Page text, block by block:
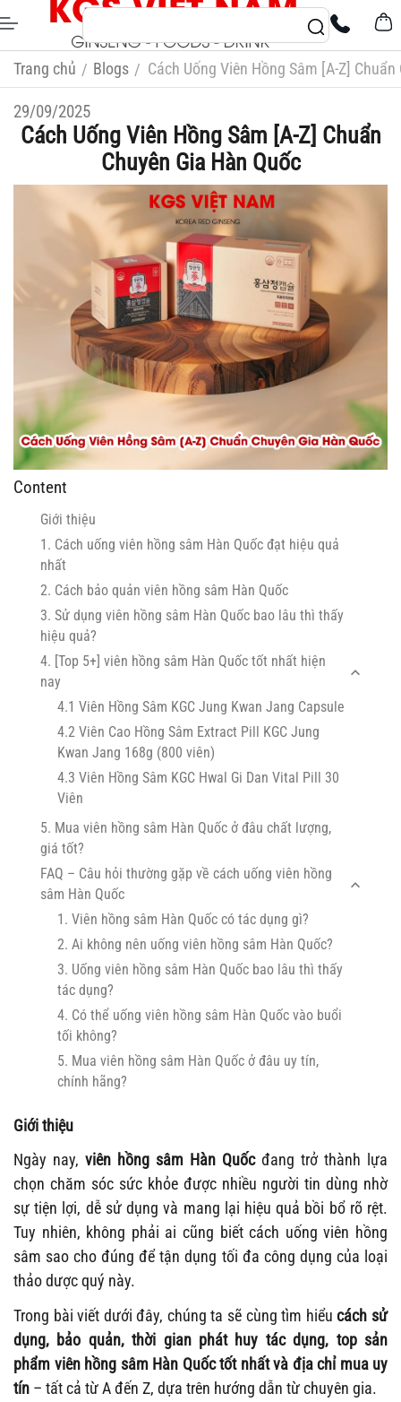
Trang chủ / Blogs / Cách Uống Viên Hồng Sâm [A-Z]
29/09/2025
Cách Uống Viên Hồng Sâm [A-Z] Chuẩn
Chuyên Gia Hàn Quốc
Content
Giới thiệu
1. Cách uống viên hồng sâm Hàn Quốc đạt hiệu quả
nhất
2. Cách bảo quản viên hồng sâm Hàn Quốc
3. Sử dụng viên hồng sâm Hàn Quốc bao lâu thì thấy
hiệu quả?
4. [Top 5+] viên hồng sâm Hàn Quốc tốt nhất hiện
nay
4.1 Viên Hồng Sâm KGC Jung Kwan Jang Capsule
4.2 Viên Cao Hồng Sâm Extract Pill KGC Jung
Kwan Jang 168g (800 viên)
4.3 Viên Hồng Sâm KGC Hwal Gi Dan Vital Pill 30
Viên
5. Mua viên hồng sâm Hàn Quốc ở đâu chất lượng,
giá tốt?
FAQ – Câu hỏi thường gặp về cách uống viên hồng
sâm Hàn Quốc
1. Viên hồng sâm Hàn Quốc có tác dụng gì?
2. Ai không nên uống viên hồng sâm Hàn Quốc?
3. Uống viên hồng sâm Hàn Quốc bao lâu thì thấy
tác dụng?
4. Có thể uống viên hồng sâm Hàn Quốc vào buổi
tối không?
5. Mua viên hồng sâm Hàn Quốc ở đâu uy tín,
chính hãng?
Giới thiệu
Ngày nay, viên hồng sâm Hàn Quốcđang trở thành lựa
chọn chăm sóc sức khỏe được nhiều người tin dùng nhờ
sự tiện lợi, dễ sử dụng và mang lại hiệu quả bồi bổ rõ rệt.
Tuy nhiên, không phải ai cũng biết cách uống viên hồng
sâm sao cho đúng để tận dụng tối đa công dụng của loại
thảo dược quý này.
Trong bài viết dưới đây, chúng ta sẽ cùng tìm hiểucách sử
dụng, bảo quản, thời gian phát huy tác dụng, top sản
phẩm viên hồng sâm Hàn Quốc tốt nhất và địa chỉ mua uy
tín – tất cả từ A đến Z, dựa trên hướng dẫn từ chuyên gia.